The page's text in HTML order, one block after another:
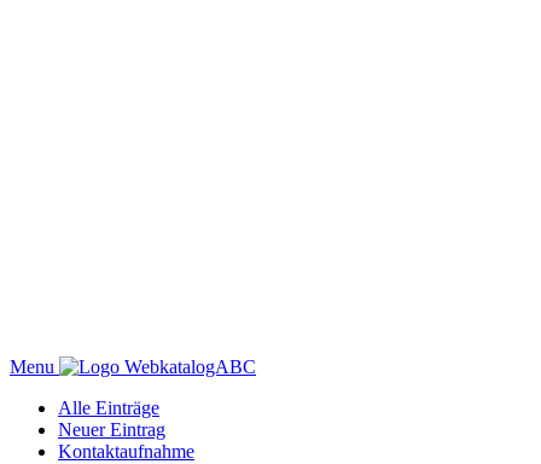
Menu
WebkatalogABC
Alle Einträge
Neuer Eintrag
Kontaktaufnahme